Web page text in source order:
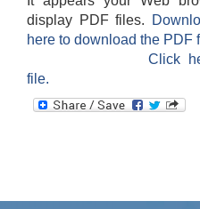
display PDF files.
here to download the PDF
Click
file.